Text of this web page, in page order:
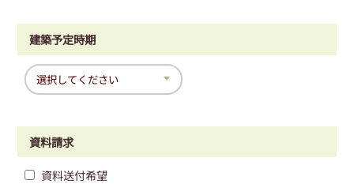
建築予定時期
資料請求
資料送付希望